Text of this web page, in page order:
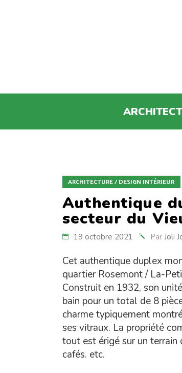
ARCHITECTURE / DESIGN INTÉRIEUR
Authentique
secteur du
19 octobre 2021 Par Joli
Cet authentique duplex
quartier Rosemont / La-
Construit en 1932, son
bain pour un total de 8
charme typiquement
ses vitraux. La propriété
tout est érigé sur un terrain
cafés. etc.